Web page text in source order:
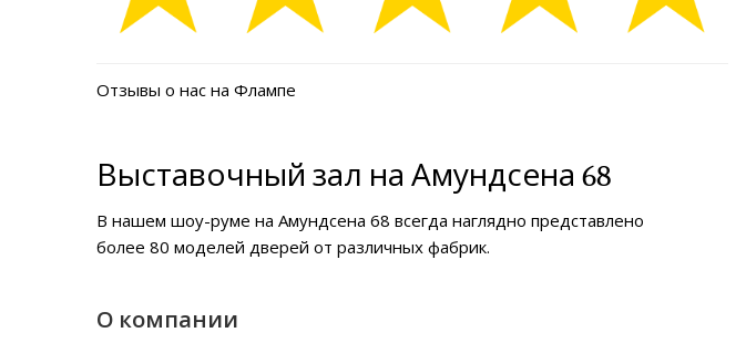
Отзывы о нас на Флампе
Выставочный зал на Амундсена 68
В нашем шоу-руме на Амундсена 68 всегда наглядно представлено
более 80 моделей дверей от различных фабрик.
О компании